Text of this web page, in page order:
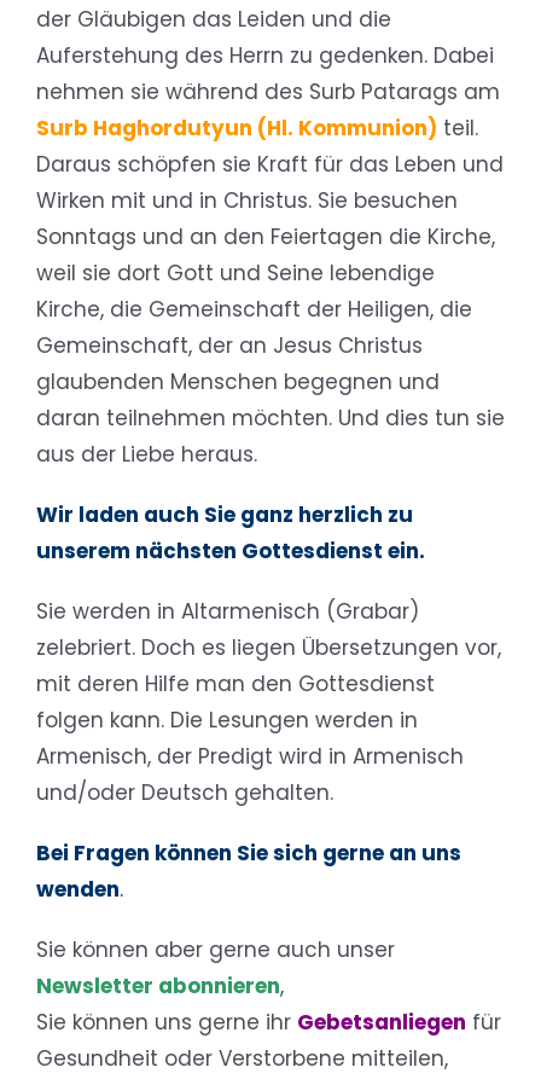
der Gläubigen das Leiden und die
Auferstehung des Herrn zu gedenken. Dabei
nehmen sie während des Surb Patarags am
Surb Haghordutyun (Hl. Kommunion) teil.
Daraus schöpfen sie Kraft für das Leben und
Wirken mit und in Christus. Sie besuchen
Sonntags und an den Feiertagen die Kirche,
weil sie dort Gott und Seine lebendige
Kirche, die Gemeinschaft der Heiligen, die
Gemeinschaft, der an Jesus Christus
glaubenden Menschen begegnen und
daran teilnehmen möchten. Und dies tun sie
aus der Liebe heraus.
Wir laden auch Sie ganz herzlich zu
unserem nächsten Gottesdienst ein.
Sie werden in Altarmenisch (Grabar)
zelebriert. Doch es liegen Übersetzungen vor,
mit deren Hilfe man den Gottesdienst
folgen kann. Die Lesungen werden in
Armenisch, der Predigt wird in Armenisch
und/oder Deutsch gehalten.
Bei Fragen können Sie sich gerne an uns
wenden.
Sie können aber gerne auch unser
Newsletter abonnieren,
Sie können uns gerne ihr Gebetsanliegen für
Gesundheit oder Verstorbene mitteilen,